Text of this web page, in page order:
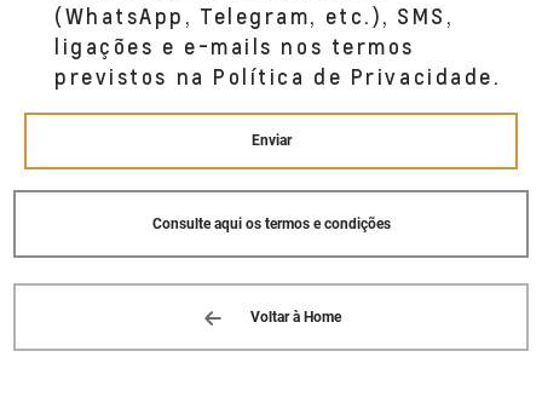
(WhatsApp, Telegram, etc.), SMS,
ligações e e-mails nos termos
previstos na Política de Privacidade.
Enviar
Consulte aqui os termos e condições
Voltar à Home